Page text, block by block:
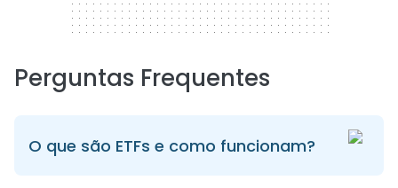
Perguntas Frequentes
O que são ETFs e como funcionam?